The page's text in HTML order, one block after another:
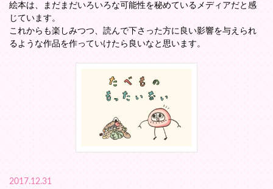
絵本は、まだまだいろいろな可能性を秘めているメディアだと感
じています。
これからも楽しみつつ、読んで下さった方に良い影響を与えられ
るような作品を作っていけたら良いなと思います。
2017.12.31